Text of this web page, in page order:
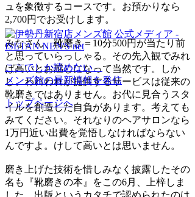
ュを象徴するコースです。お預かりなら
2,700円でお受けします。
みなさん、靴磨き＝10分500円が当たり前
と思っていらっしゃる。その先入観でみれ
ば高いとお感じになって当然です。しか
し、われわれが提供するサービスは従来の
靴磨きではありません。お代に見合うスタ
イルを創造した自負があります。考えても
みてください。それなりのヘアサロンなら
1万円近い出費を覚悟しなければならない
んですよ。けして高いとは思いません。
磨き上げた技術を惜しみなく披露したその
名も『靴磨きの本』をこの6月、上梓しま
した。出版というカタチで認められたのは
ここでしか読めない、
メンズ館の最新情報を発信
トップページへ